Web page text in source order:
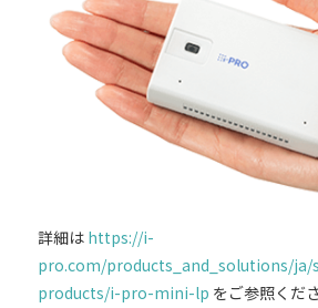
詳細は https://i-
pro.com/products_and_solutions/ja/
products/i-pro-mini-lp をご参照くだ